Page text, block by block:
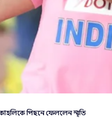
পিছনে ফেললেন স্মৃতি